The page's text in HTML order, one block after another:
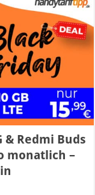
& Redmi Buds
monatlich –